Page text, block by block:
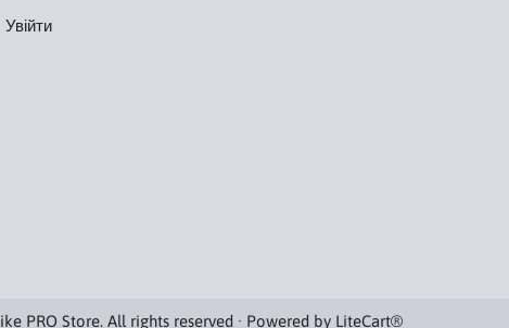
Увійти
PRO Store. All rights reserved · Powered by LiteCart®